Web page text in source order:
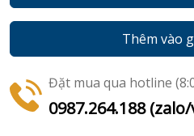
Thêm vào
Đặt mua qua hotline
0987.264.188